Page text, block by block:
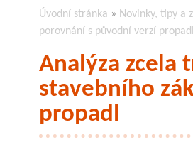
Úvodní stránka » Novinky, tipy a
porovnání s původní verzí propadl
Analýza zcela
stavebního
propadl